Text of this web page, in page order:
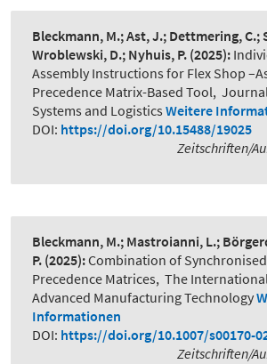
Bleckmann, M.; Ast, J.; Dettmering, C.;
Wroblewski, D.; Nyhuis, P. (2025):
Assembly Instructions for Flex Shop
Precedence Matrix-Based Tool,
Systems and Logistics Weitere
DOI: https://doi.org/10.15488/19025
Zeitschriften/
Bleckmann, M.; Mastroianni, L.;
P. (2025):Combination of
Precedence Matrices, The
Advanced Manufacturing Technology
Informationen
DOI: https://doi.org/10.1007/s00170-
Zeitschriften/